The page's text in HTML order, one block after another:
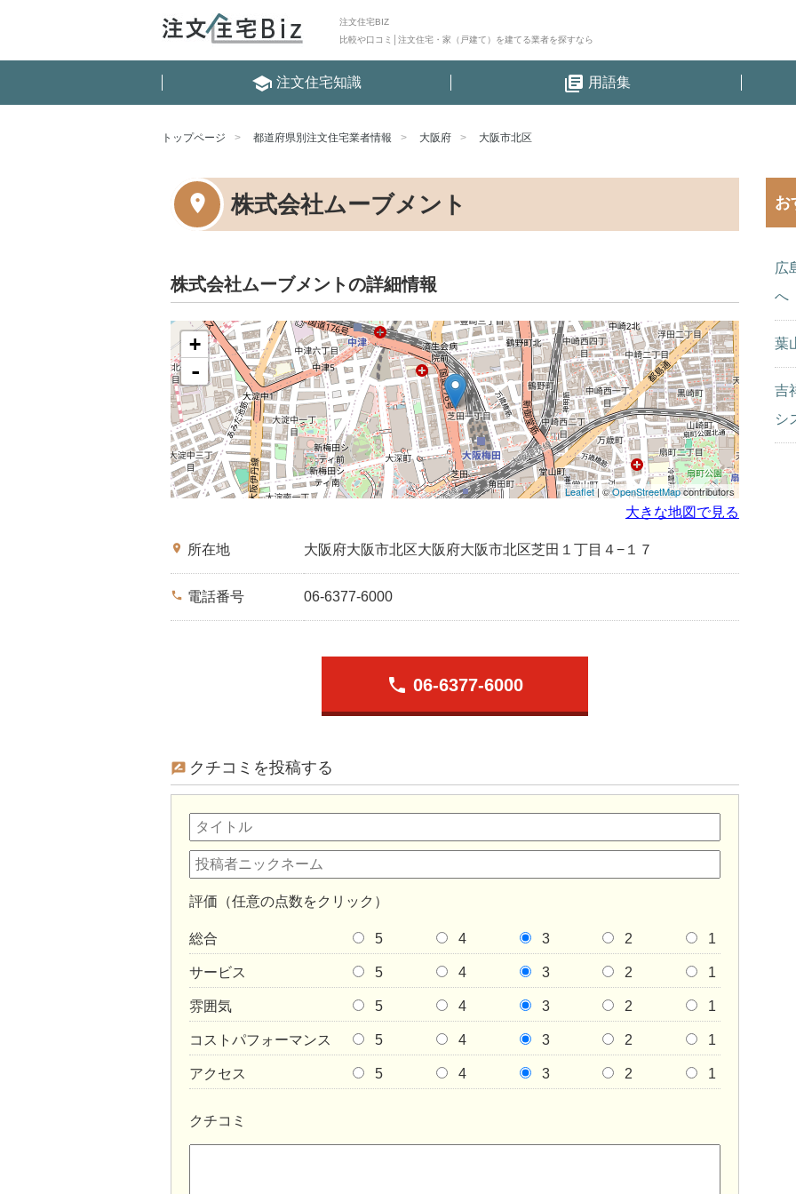
注文住宅BIZ
比較や口コミ│注文住宅・家（戸建て）を建てる業者を探すなら
school 注文住宅知識 library_books 用語集
トップページ 都道府県別注文住宅業者情報 大阪府 大阪市北区
株式会社ムーブメント
株式会社ムーブメントの詳細情報
+
-
Leaflet| ©OpenStreetMapcontributors
大きな地図で見る
place 所在地 大阪府大阪市北区大阪府大阪市北区芝田１丁目４−１７
phone 電話番号 06-6377-6000
phone 06-6377-6000
クチコミを投稿する
評価（任意の点数をクリック）
総合 5 4 3 2 1
サービス 5 4 3 2 1
雰囲気 5 4 3 2 1
コストパフォーマンス 5 4 3 2 1
アクセス 5 4 3 2 1
クチコミ
お
広
へ
葉
吉
シ